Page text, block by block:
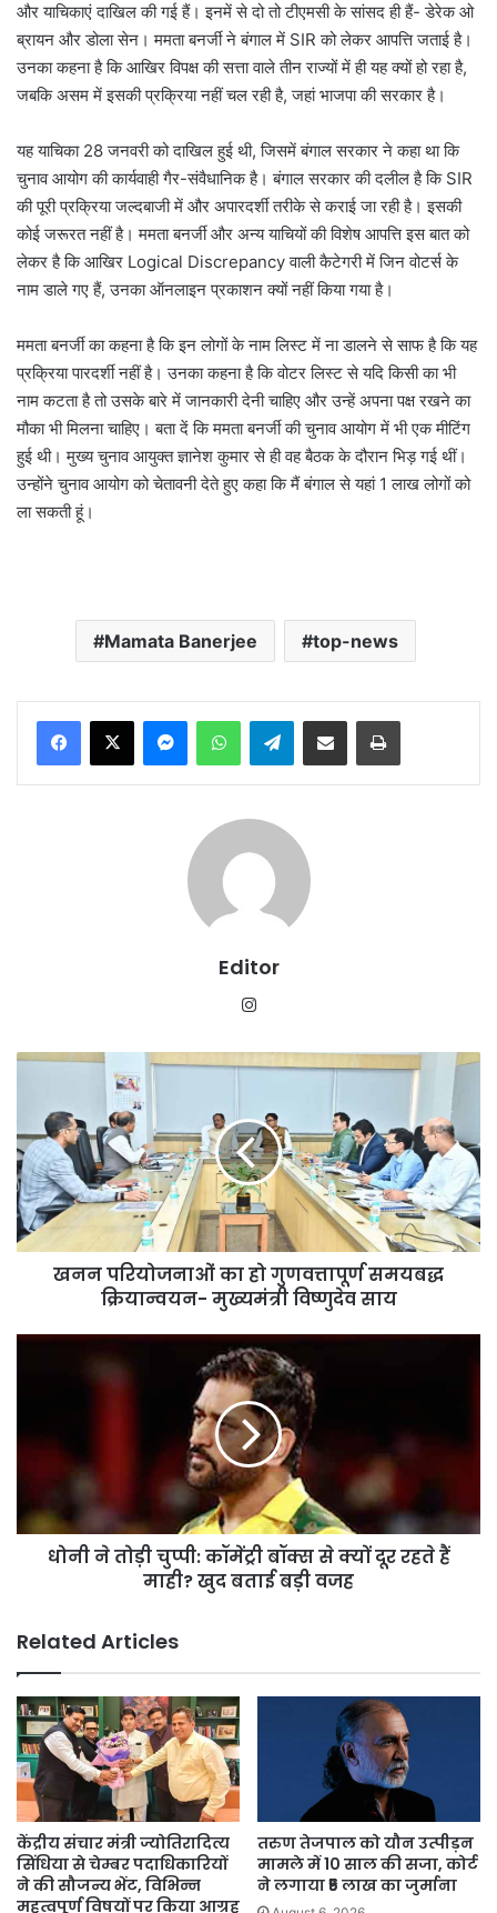
और याचिकाएं दाखिल की गई हैं। इनमें से दो तो टीएमसी के सांसद ही हैं- डेरेक ओ
ब्रायन और डोला सेन। ममता बनर्जी ने बंगाल में SIR को लेकर आपत्ति जताई है।
उनका कहना है कि आखिर विपक्ष की सत्ता वाले तीन राज्यों में ही यह क्यों हो रहा है,
जबकि असम में इसकी प्रक्रिया नहीं चल रही है, जहां भाजपा की सरकार है।
यह याचिका 28 जनवरी को दाखिल हुई थी, जिसमें बंगाल सरकार ने कहा था कि
चुनाव आयोग की कार्यवाही गैर-संवैधानिक है। बंगाल सरकार की दलील है कि SIR
की पूरी प्रक्रिया जल्दबाजी में और अपारदर्शी तरीके से कराई जा रही है। इसकी
कोई जरूरत नहीं है। ममता बनर्जी और अन्य याचियों की विशेष आपत्ति इस बात को
लेकर है कि आखिर Logical Discrepancy वाली कैटेगरी में जिन वोटर्स के
नाम डाले गए हैं, उनका ऑनलाइन प्रकाशन क्यों नहीं किया गया है।
ममता बनर्जी का कहना है कि इन लोगों के नाम लिस्ट में ना डालने से साफ है कि यह
प्रक्रिया पारदर्शी नहीं है। उनका कहना है कि वोटर लिस्ट से यदि किसी का भी
नाम कटता है तो उसके बारे में जानकारी देनी चाहिए और उन्हें अपना पक्ष रखने का
मौका भी मिलना चाहिए। बता दें कि ममता बनर्जी की चुनाव आयोग में भी एक मीटिंग
हुई थी। मुख्य चुनाव आयुक्त ज्ञानेश कुमार से ही वह बैठक के दौरान भिड़ गई थीं।
उन्होंने चुनाव आयोग को चेतावनी देते हुए कहा कि मैं बंगाल से यहां 1 लाख लोगों को
ला सकती हूं।
Mamata Banerjee top-news
MessengerWhatsAppTelegramShare via Email Print
Editor
खनन
हो
गुणवत्तापूर्ण
समयबद्ध
क्रियान्वयन-
मुख्यमंत्री
विष्णुदेव
खनन परियोजनाओं का हो गुणवत्तापूर्ण समयबद्ध
क्रियान्वयन- मुख्यमंत्री विष्णुदेव साय
धोनी
दूर
बताई
बड़ी
वजह
धोनी ने तोड़ी चुप्पी: कॉमेंट्री बॉक्स से क्यों दूर रहते हैं
माही? खुद बताई बड़ी वजह
Related Articles
केंद्रीय संचार मंत्री ज्योतिरादित्य
सिंधिया से चेम्बर पदाधिकारियों
ने की सौजन्य भेंट, विभिन्न
महत्वपूर्ण विषयों पर किया आग्रह
तरुण तेजपाल को यौन उत्पीड़न
मामले में 10 साल की सजा, कोर्ट
ने लगाया ₹5 लाख का जुर्माना